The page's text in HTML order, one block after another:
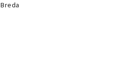
Breda